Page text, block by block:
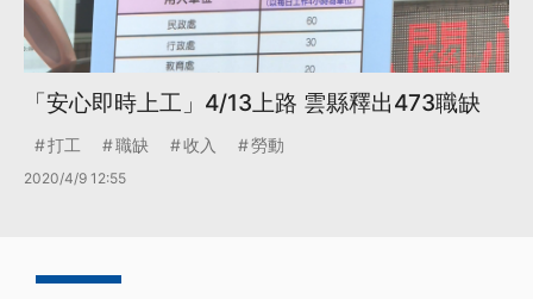
「安心即時上工」4/13上路 雲縣釋出473職缺
打工 職缺 收入 勞動
2020/4/9 12:55